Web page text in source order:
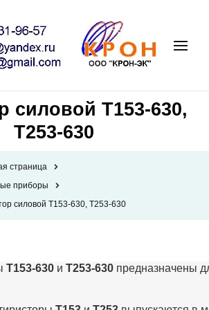
силовой Т153-630,
Т253-630
страница
приборы
силовой Т153-630, Т253-630
Т153-630 и Т253-630 предназначены